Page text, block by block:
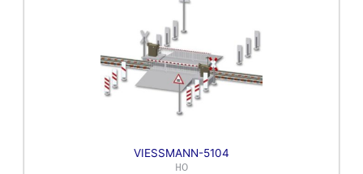
VIESSMANN-5104
HO